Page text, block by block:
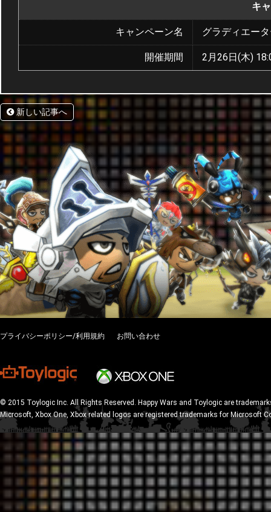
キ
キャンペーン名 グラディエー
開催期間 2月26日(木)
新しい記事へ
プライバシーポリシー/利用規約 お問い合わせ
© 2015 Toylogic Inc. All Rights Reserved. Happy Wars and Toylogic are
Microsoft, Xbox One, Xbox related logos are registered trademarks for Microsoft